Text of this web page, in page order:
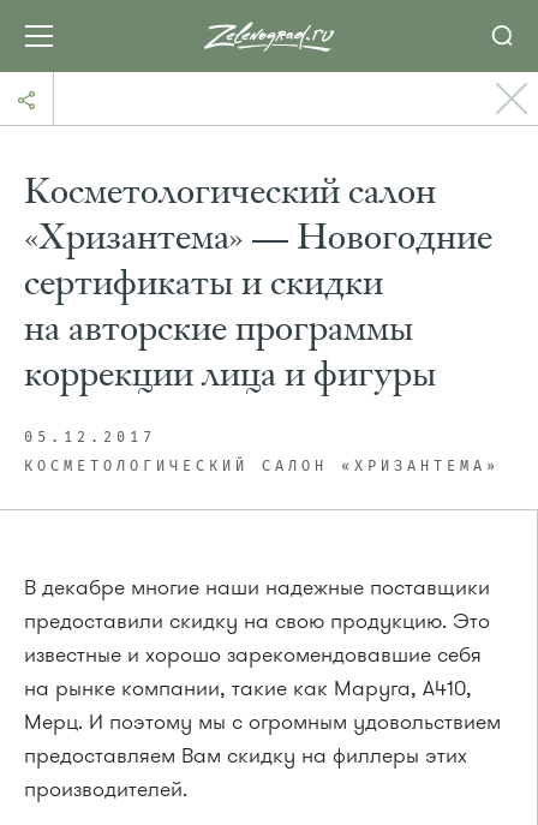
Косметологический салон
«Хризантема» — Новогодние
сертификаты и скидки
на авторские программы
коррекции лица и фигуры
05.12.2017
КОСМЕТОЛОГИЧЕСКИЙ САЛОН «ХРИЗАНТЕМА»
В декабре многие наши надежные поставщики
предоставили скидку на свою продукцию. Это
известные и хорошо зарекомендовавшие себя
на рынке компании, такие как Маруга, А410,
Мерц. И поэтому мы с огромным удовольствием
предоставляем Вам скидку на филлеры этих
производителей.